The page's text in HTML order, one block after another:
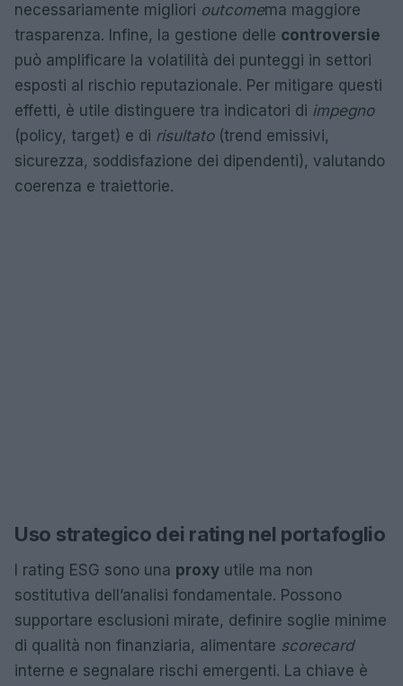
necessariamente migliori outcomema maggiore
trasparenza. Infine, la gestione delle controversie
può amplificare la volatilità dei punteggi in settori
esposti al rischio reputazionale. Per mitigare questi
effetti, è utile distinguere tra indicatori di impegno
(policy, target) e di risultato(trend emissivi,
sicurezza, soddisfazione dei dipendenti), valutando
coerenza e traiettorie.
Uso strategico dei rating nel portafoglio
I rating ESG sono una proxy utile ma non
sostitutiva dell’analisi fondamentale. Possono
supportare esclusioni mirate, definire soglie minime
di qualità non finanziaria, alimentare scorecard
interne e segnalare rischi emergenti. La chiave è